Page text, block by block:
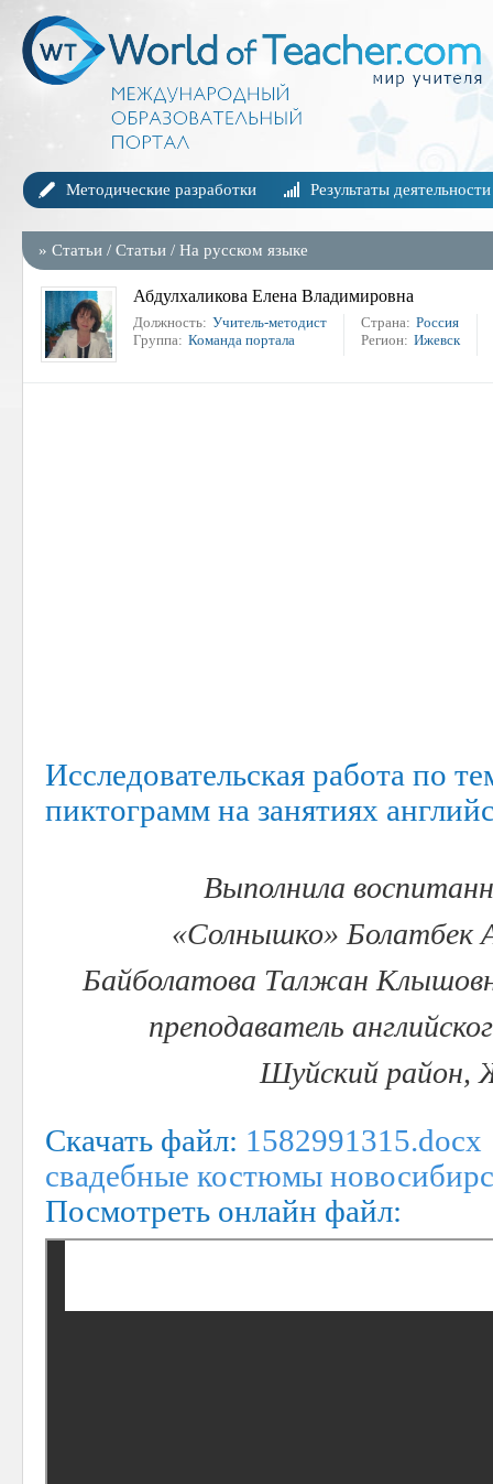
Методические разработки Результаты деятельности
» Статьи / Статьи / На русском языке
Абдулхаликова Елена Владимировна
Должность: Учитель-методист
Группа: Команда портала
Страна: Россия
Регион: Ижевск
Исследовательская работа по
пиктограмм на занятиях
Выполнила
«Солнышко» Болатбек
Байболатова Талжан
преподаватель
Шуйский район,
Скачать файл: 1582991315.docx
свадебные костюмы
Посмотреть онлайн файл: